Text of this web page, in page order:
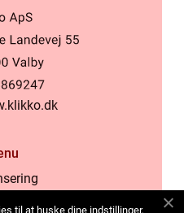
til at huske dine indstillinger,